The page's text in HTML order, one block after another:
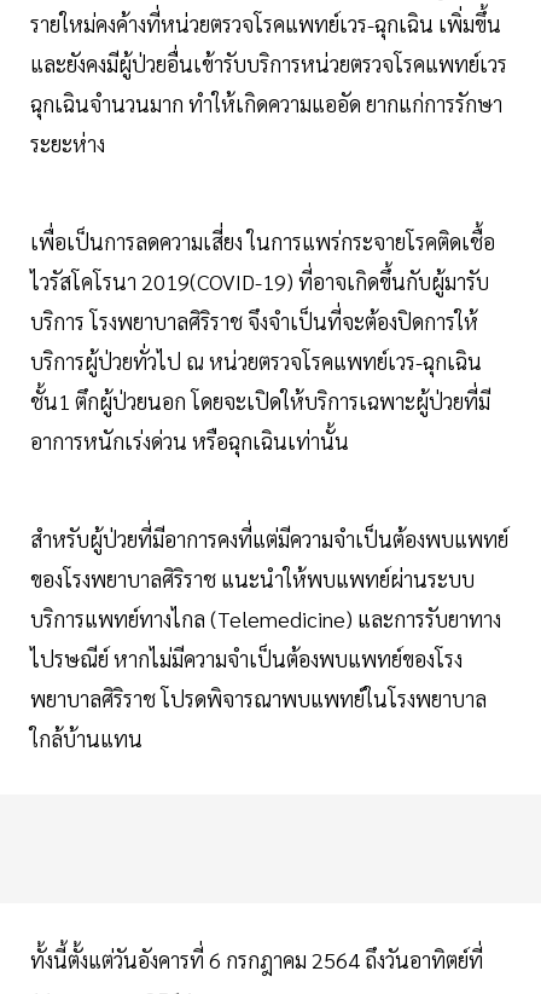
รายใหม่คงค้างที่หน่วยตรวจโรคแพทย์เวร-ฉุกเฉิน เพิ่มขึ้น
และยังคงมีผู้ป่วยอื่นเข้ารับบริการหน่วยตรวจโรคแพทย์เวร
ฉุกเฉินจำนวนมาก ทำให้เกิดความแออัด ยากแก่การรักษา
ระยะห่าง
เพื่อเป็นการลดความเสี่ยง ในการแพร่กระจายโรคติดเชื้อ
ไวรัสโคโรนา 2019(COVID-19) ที่อาจเกิดขึ้นกับผู้มารับ
บริการ โรงพยาบาลศิริราช จึงจำเป็นที่จะต้องปิดการให้
บริการผู้ป่วยทั่วไป ณ หน่วยตรวจโรคแพทย์เวร-ฉุกเฉิน
ชั้น1 ตึกผู้ป่วยนอก โดยจะเปิดให้บริการเฉพาะผู้ป่วยที่มี
อาการหนักเร่งด่วน หรือฉุกเฉินเท่านั้น
สำหรับผู้ป่วยที่มีอาการคงที่แต่มีความจำเป็นต้องพบแพทย์
ของโรงพยาบาลศิริราช แนะนำให้พบแพทย์ผ่านระบบ
บริการแพทย์ทางไกล (Telemedicine) และการรับยาทาง
ไปรษณีย์ หากไม่มีความจำเป็นต้องพบแพทย์ของโรง
พยาบาลศิริราช โปรดพิจารณาพบแพทย์ในโรงพยาบาล
ใกล้บ้านแทน
ทั้งนี้ตั้งแต่วันอังคารที่ 6 กรกฎาคม 2564 ถึงวันอาทิตย์ที่